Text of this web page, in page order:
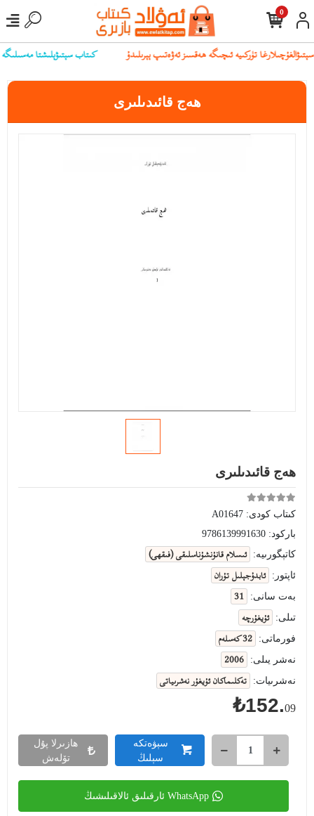
كىتاب سېتىۋېلىشتا مەسىلىگە
0
ھەج قائىدىلىرى
ھەج قائىدىلىرى
كىتاب كودى: A01647
باركود: 9786139991630
كاتېگورىيە:
ئىسلام قانۇنشۇناسلىقى (فىقھى)
ئاپتور: ئابدۇجېلىل تۇران
بەت سانى: 31
تىلى: ئۇيغۇرچە
فورماتى: 32 كەسلەم
نەشر يىلى: 2006
نەشرىيات: تەكلىماكان ئۇيغۇر نەشرىياتى
₺152.09
سېۋەتكە
سېلىڭ
ھازىرلا پۇل
تۆلەش
WhatsApp ئارقىلىق ئالاقىلىشىڭ